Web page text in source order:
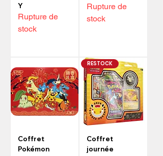
Y
Rupture de
stock
Rupture de
stock
Coffret
Pokémon
RESTOCK
Coffret
journée